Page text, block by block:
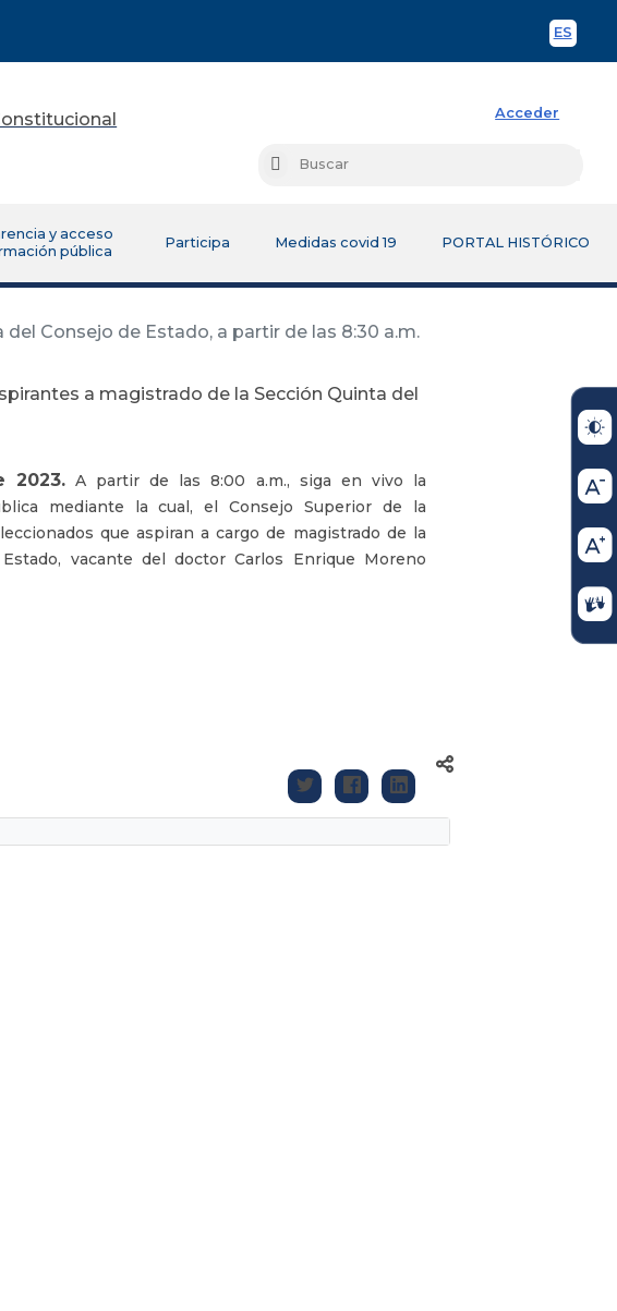
ES
Acceder
Buscar
y acceso
pública
Participa Medidas covid 19 PORTAL HISTÓRICO
Consejo de Estado, a partir de las 8:30 a.m.
a magistrado de la Sección Quinta del
2023.A partir de las 8:00 a.m., siga en vivo la
mediante la cual, el Consejo Superior de la
que aspiran a cargo de magistrado de la
vacante del doctor Carlos Enrique Moreno